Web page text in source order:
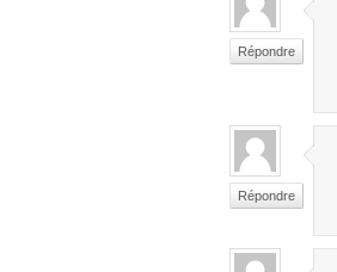
Répondre
Répondre